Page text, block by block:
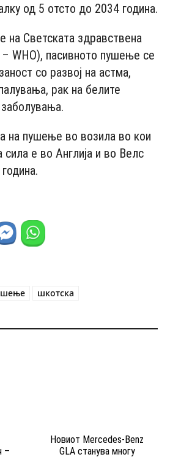
од 5 отсто до 2034 година.
на Светската здравствена
– WHO), пасивното пушење се
со развој на астма,
рак на белите
на пушење во возила во кои
сила е во Англија и во Велс
шкотска
–
Новиот Mercedes-Benz
GLA станува многу